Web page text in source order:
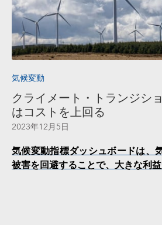
気候変動
クライメート・トランジシ
はコストを上回る
2023年12月5日
気候変動指標ダッシュボードは、
被害を回避することで、大きな利